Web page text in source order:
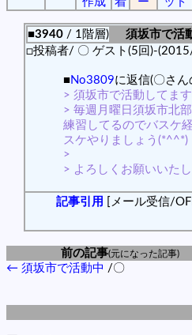
■3940 / 1階層)
須坂市で活
□投稿者/ 〇 ゲスト(5回)-
■No3809に返信(〇さん
> 須坂市で活動してます
> 毎週月曜日須坂市北
練習してるのでバスケ
スケやりましょう(*^^*)
>
> よろしくお願いいたし
記事引用 [メール受信/
前の記事(元になった記事)
← 須坂市で活動中 /〇